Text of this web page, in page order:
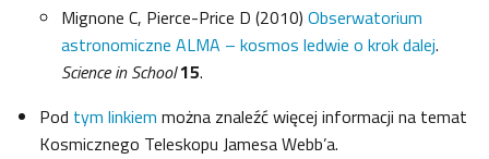
Mignone C, Pierce-Price D (2010) Obserwatorium
astronomiczne ALMA – kosmos ledwie o krok dalej.
Science in School15.
Pod tym linkiem można znaleźć więcej informacji na temat
Kosmicznego Teleskopu Jamesa Webb’a.